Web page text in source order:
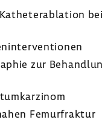
zur
Femur­fraktur